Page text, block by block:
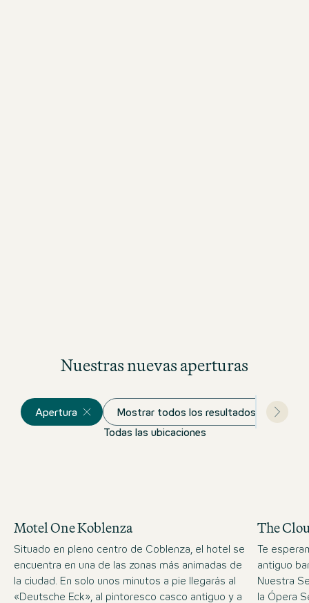
Nuestras nuevas aperturas
Apertura Mostrar todos los resultados
Todas las ubicaciones
Motel One Koblenza
Situado en pleno centro de Coblenza, el hotel se
encuentra en una de las zonas más animadas de
la ciudad. En solo unos minutos a pie llegarás al
«Deutsche Eck», al pintoresco casco antiguo y a
The
Te
antiguo
Nuestra
la Ópera